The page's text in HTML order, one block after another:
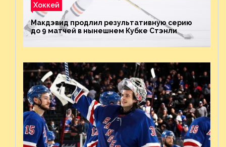
Хоккей
Макдэвид продлил результативную серию
до 9 матчей в нынешнем Кубке Стэнли